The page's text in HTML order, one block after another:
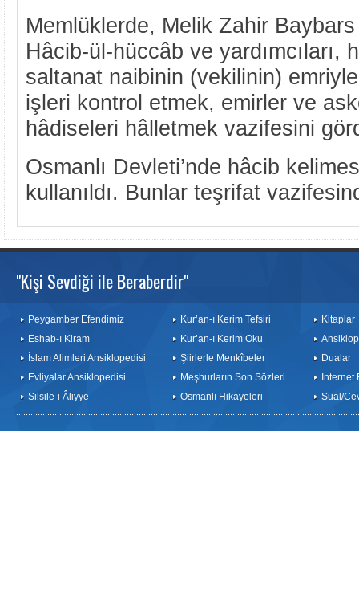
Memlüklerde, Melik Zahir
Hâcib-ül-hüccâb ve yardımcıları,
saltanat naibinin (vekilinin)
işleri kontrol etmek, emirler ve
hâdiseleri hâlletmek vazifesini
Osmanlı Devleti’nde hâcib
kullanıldı. Bunlar teşrifat
"Kişi Sevdiği ile Beraberdir"
Peygamber Efendimiz
Eshab-ı Kiram
İslam Alimleri Ansiklopedisi
Evliyalar Ansiklopedisi
Silsile-i Âliyye
Kur’an-ı Kerim Tefsiri
Kur’an-ı Kerim Oku
Şiirlerle Menkîbeler
Meşhurların Son Sözleri
Osmanlı Hikayeleri
Kitaplar
Dualar
İnternet
Sual/